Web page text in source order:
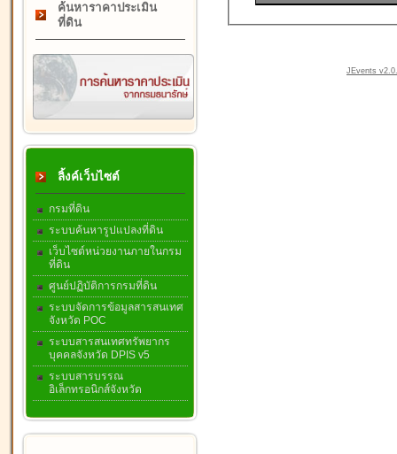
ค้นหาราคาประเมิน
ที่ดิน
ลิ้งค์เว็บไซต์
กรมที่ดิน
ระบบค้นหารูปแปลงที่ดิน
เว็บไซต์หน่วยงานภายในกรม
ที่ดิน
ศูนย์ปฏิบัติการกรมที่ดิน
ระบบจัดการข้อมูลสารสนเทศ
จังหวัด POC
ระบบสารสนเทศทรัพยากร
บุคคลจังหวัด DPIS v5
ระบบสารบรรณ
อิเล็กทรอนิกส์จังหวัด
JEvents